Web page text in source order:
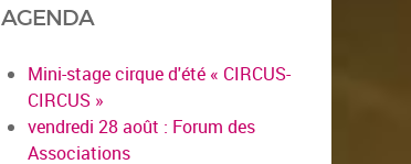
AGENDA
Mini-stage cirque d'été « CIRCUS-
CIRCUS »
vendredi 28 août : Forum des
Associations